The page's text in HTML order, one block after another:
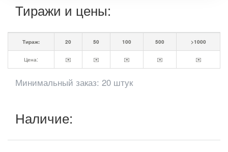
Тиражи и цены:
Тираж: 20 50 100 500 >1000
Цена: ✉️ ✉️ ✉️ ✉️ ✉️
Минимальный заказ: 20 штук
Наличие: